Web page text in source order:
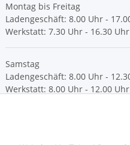
Montag bis Freitag
Ladengeschäft: 8.00 Uhr -
Werkstatt: 7.30 Uhr - 16.30 Uhr
Samstag
Ladengeschäft: 8.00 Uhr -
Werkstatt: 8.00 Uhr - 12.00 Uhr